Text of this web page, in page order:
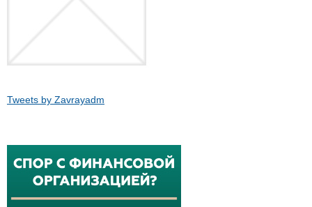
Tweets by Zavrayadm